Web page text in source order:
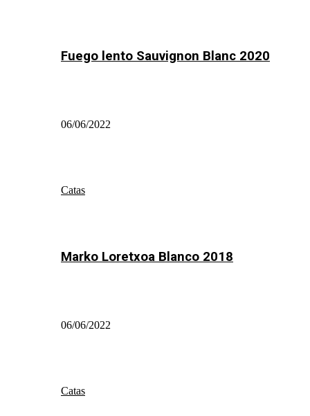
Fuego lento Sauvignon Blanc 2020
06/06/2022
Catas
Marko Loretxoa Blanco 2018
06/06/2022
Catas